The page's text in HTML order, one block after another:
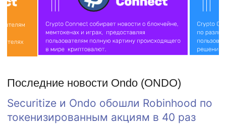
Последние новости Ondo (ONDO)
Securitize и Ondo обошли Robinhood по
токенизированным акциям в 40 раз